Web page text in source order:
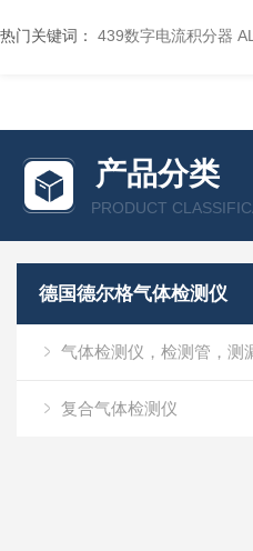
热门关键词： 439数字电流积分器
产品分类
PRODUCT
德国德尔格气体检测仪
气体检测仪，检测管，测
复合气体检测仪